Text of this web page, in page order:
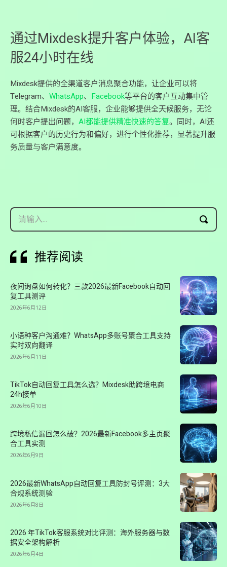
通过Mixdesk提升客户体验，AI客
服24小时在线
Mixdesk提供的全渠道客户消息聚合功能，让企业可以将
Telegram、 WhatsApp、 Facebook等平台的客户互动集中管
理。结合Mixdesk的AI客服，企业能够提供全天候服务，无论
何时客户提出问题， AI都能提供精准快速的答复。同时，AI还
可根据客户的历史行为和偏好，进行个性化推荐，显著提升服
务质量与客户满意度。
请输入...
推荐阅读
夜间询盘如何转化？三款2026最新Facebook自动回
复工具测评
2026年6月12日
小语种客户沟通难？WhatsApp多账号聚合工具支持
实时双向翻译
2026年6月11日
TikTok自动回复工具怎么选？Mixdesk助跨境电商
24h接单
2026年6月10日
跨境私信漏回怎么破？2026最新Facebook多主页聚
合工具实测
2026年6月9日
2026最新WhatsApp自动回复工具防封号评测：3大
合规系统测验
2026年6月8日
2026 年TikTok客服系统对比评测：海外服务器与数
据安全架构解析
2026年6月4日